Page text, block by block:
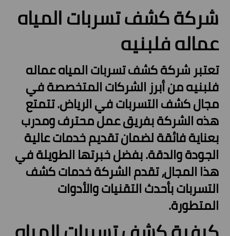
شركة كشف تسربات المياه
عماله فلبنيه
تعتبر شركة كشف تسربات المياه عماله
فلبنيه من أبرز الشركات المتخصصة في
مجال كشف التسربات في الرياض. تتمتع
هذه الشركة بفريق عمل محترف ومدرب
بعناية فائقة لضمان تقديم خدمات عالية
الجودة والدقة. بفضل خبرتها الطويلة في
هذا المجال، تقدم الشركة خدمات كشف
التسربات بأحدث التقنيات والأدوات
المتطورة.